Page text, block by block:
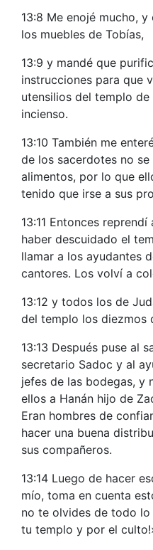
13:8 Me enojé mucho,
los muebles de Tobías,
13:9 y mandé que
instrucciones para que
utensilios del templo
incienso.
13:10 También me
de los sacerdotes no
alimentos, por lo que
tenido que irse a sus
13:11 Entonces
haber descuidado el
llamar a los ayudantes
cantores. Los volví a
13:12 y todos los de
del templo los diezmos
13:13 Después puse al
secretario Sadoc y al
jefes de las bodegas, y
ellos a Hanán hijo de
Eran hombres de
hacer una buena
sus compañeros.
13:14 Luego de hacer
mío, toma en cuenta
no te olvides de todo
tu templo y por el